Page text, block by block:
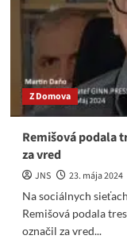
má
manko
mil.
€
Z Domova
Remišová podala
za vred
JNS
23. mája 2024
Na sociálnych
Remišová podala
označil za vred...